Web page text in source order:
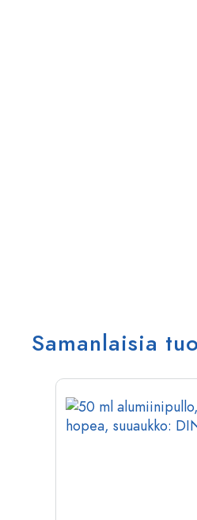
Samanlaisia